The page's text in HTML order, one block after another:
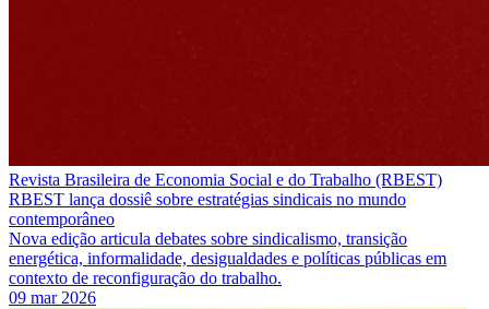
Revista Brasileira de Economia Social e do Trabalho (RBEST)
RBEST lança dossiê sobre estratégias sindicais no mundo
contemporâneo
Nova edição articula debates sobre sindicalismo, transição
energética, informalidade, desigualdades e políticas públicas em
contexto de reconfiguração do trabalho.
09 mar 2026